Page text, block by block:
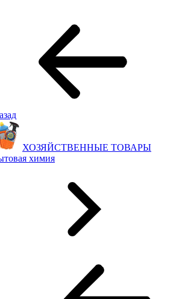
ХОЗЯЙСТВЕННЫЕ ТОВАРЫ
химия